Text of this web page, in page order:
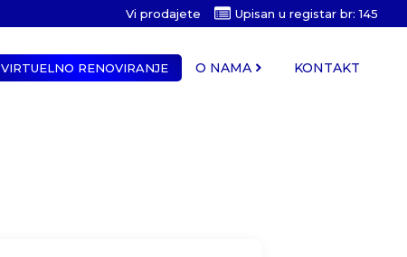
Vi prodajete Upisan u registar br: 145
VIRTUELNO RENOVIRANJE O NAMA KONTAKT